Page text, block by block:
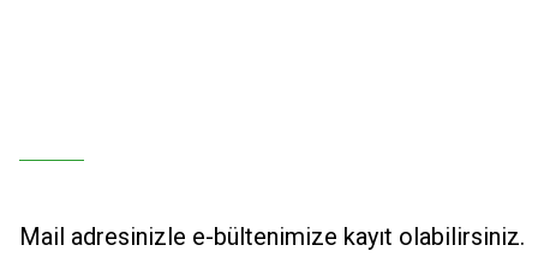
Mail adresinizle e-bültenimize kayıt olabilirsiniz.